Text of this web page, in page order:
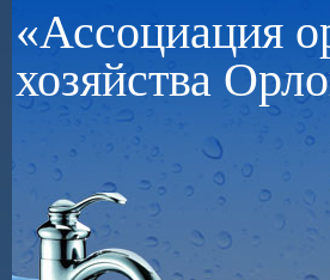
«Ассоциация
хозяйства